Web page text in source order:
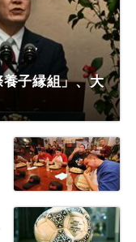
子縁組」、大